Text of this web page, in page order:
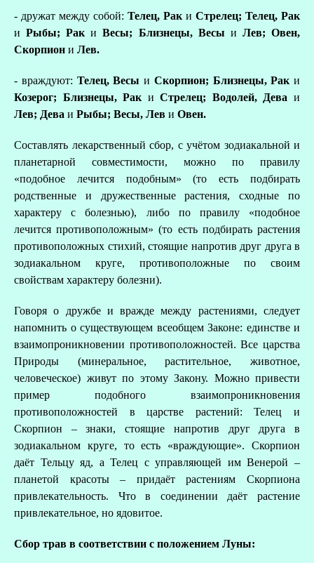
- дружат между собой: Телец, Рак и Стрелец; Телец, Рак
и Рыбы; Рак иВесы; Близнецы, Весы и Лев; Овен,
Скорпион и Лев.
- враждуют: Телец, Весы и Скорпион; Близнецы, Рак и
Козерог; Близнецы, Рак и Стрелец; Водолей, Деваи
Лев; Дева и Рыбы; Весы, Лев и Овен.
Составлять лекарственный сбор, с учётом зодиакальной и
планетарной совместимости, можно по правилу
«подобное лечится подобным» (то есть подбирать
родственные и дружественные растения, сходные по
характеру с болезнью), либо по правилу «подобное
лечится противоположным» (то есть подбирать растения
противоположных стихий, стоящие напротив друг друга в
зодиакальном круге, противоположные по своим
свойствам характеру болезни).
Говоря о дружбе и вражде между растениями, следует
напомнить о существующем всеобщем Законе: единстве и
взаимопроникновении противоположностей. Все царства
Природы (минеральное, растительное, животное,
человеческое) живут по этому Закону. Можно привести
пример подобного взаимопроникновения
противоположностей в царстве растений: Телец и
Скорпион – знаки, стоящие напротив друг друга в
зодиакальном круге, то есть «враждующие». Скорпион
даёт Тельцу яд, а Телец с управляющей им Венерой –
планетой красоты – придаёт растениям Скорпиона
привлекательность. Что в соединении даёт растение
привлекательное, но ядовитое.
Сбор трав в соответствии с положением Луны: